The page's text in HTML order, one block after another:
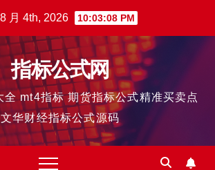
月 4th, 2026 10:03:09 PM
指标公式网
全 mt4指标 期货指标公式精准买卖点
文华财经指标公式源码